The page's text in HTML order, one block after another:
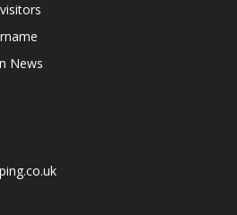
News